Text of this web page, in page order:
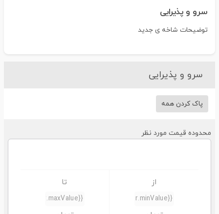
سرو و پذیرایی
توضیحات شاخه ی جدید
سرو و پذیرایی
پاک کردن همه
قیمت مورد نظر